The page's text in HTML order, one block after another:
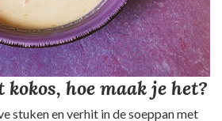
hoe maak je het?
stuken en verhit in de soeppan met